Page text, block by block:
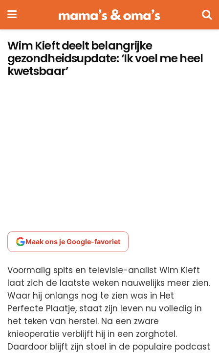
Wim Kieft deelt belangrijke
gezondheidsupdate: ‘Ik voel me heel
kwetsbaar’
Maak ons je Google-favoriet
Voormalig spits en televisie-analist Wim Kieft
laat zich de laatste weken nauwelijks meer zien.
Waar hij onlangs nog te zien was in Het
Perfecte Plaatje, staat zijn leven nu volledig in
het teken van herstel. Na een zware
knieoperatie verblijft hij in een zorghotel.
Daardoor blijft zijn stoel in de populaire podcast